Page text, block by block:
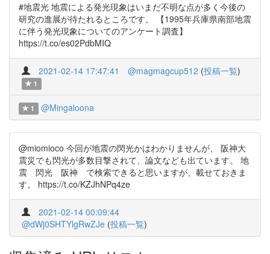
#地震光 地震による発光現象はいまだ不明な点が多く今後の
研究の進展が待たれるところです。 【1995年兵庫県南部地震
に伴う発光現象についてのアンケート調査】
https://t.co/es02PdbMIQ
2021-02-14 17:47:41 @magmagcup512 (投稿一覧)
1
1 @Mingaloona
@miomioco 今回が地震の閃光かはわかりませんが、 阪神大
震災でも閃光が多数目撃されて、論文なども出ています。 地
震 閃光 阪神 で検索できると思いますが、載せておきま
す。 https://t.co/KZJhNPq4ze
2021-02-14 00:09:44
@dWj0SHTYlgRwZJe (投稿一覧)